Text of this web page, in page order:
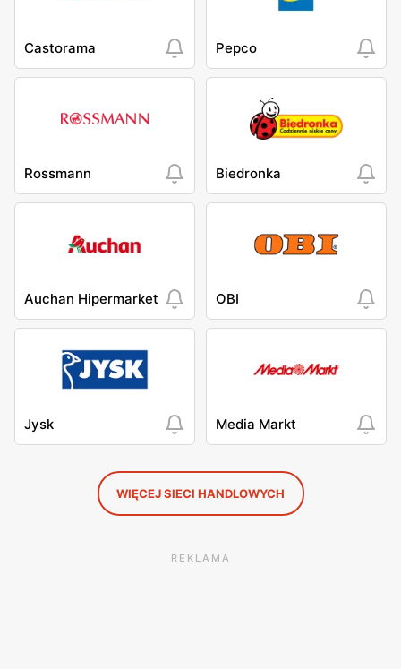
Castorama Pepco
Rossmann Biedronka
Auchan Hipermarket OBI
Jysk Media Markt
WIĘCEJ SIECI HANDLOWYCH
REKLAMA